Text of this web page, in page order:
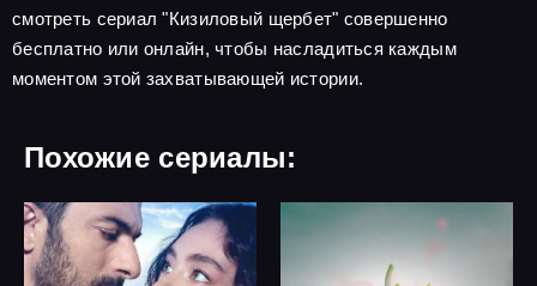
смотреть сериал "Кизиловый щербет" совершенно
бесплатно или онлайн, чтобы насладиться каждым
моментом этой захватывающей истории.
Похожие сериалы: